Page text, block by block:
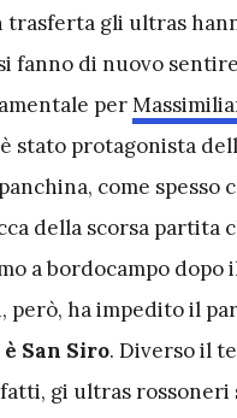
gli ultras
fanno di nuovo
per
stato protagonista
come spesso
della scorsa partita
a bordocampo dopo
ha impedito il
San Siro. Diverso il
gi ultras